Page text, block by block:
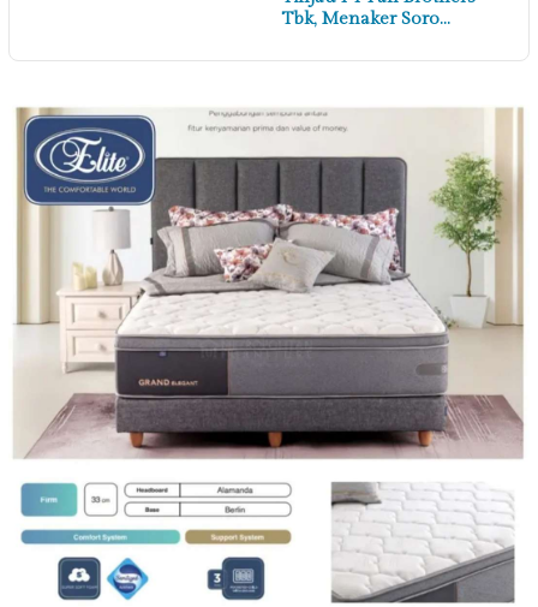
Tbk, Menaker Soro…